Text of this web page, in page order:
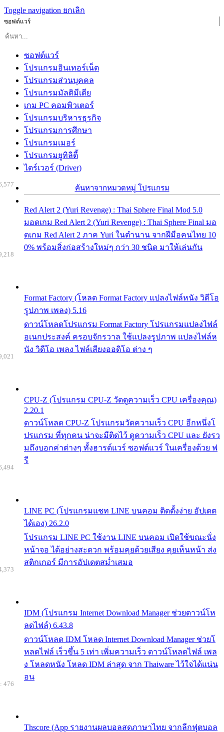
Toggle navigation ยกเลิก
ซอฟต์แวร์
ซอฟต์แวร์
โปรแกรมอินเทอร์เน็ต
โปรแกรมส่วนบุคคล
โปรแกรมมัลติมีเดีย
เกม PC คอมพิวเตอร์
โปรแกรมบริหารธุรกิจ
โปรแกรมการศึกษา
โปรแกรมเมอร์
โปรแกรมยูทิลิตี้
ไดร์เวอร์ (Driver)
ค้นหาจากหมวดหมู่ โปรแกรม
Red Alert 2 (Yuri Revenge) : Thai Sphere Final Mod 5.0
มอดเกม Red Alert 2 (Yuri Revenge) : Thai Sphere Final มอ
ดเกม Red Alert 2 ภาค Yuri ในตำนาน จากฝีมือคนไทย 10
0% พร้อมสิ่งก่อสร้างใหม่ๆ กว่า 30 ชนิด มาให้เล่นกัน
Format Factory (โหลด Format Factory แปลงไฟล์หนัง วิดีโอ
รูปภาพ เพลง) 5.16
ดาวน์โหลดโปรแกรม Format Factory โปรแกรมแปลงไฟล์
อเนกประสงค์ ครอบจักรวาล ใช้แปลงรูปภาพ แปลงไฟล์ห
นัง วิดีโอ เพลง ไฟล์เสียงออดิโอ ต่าง ๆ
CPU-Z (โปรแกรม CPU-Z วัดดูความเร็ว CPU เครื่องคุณ)
2.20.1
ดาวน์โหลด CPU-Z โปรแกรมวัดความเร็ว CPU อีกหนึ่งโ
ปรแกรม ที่ทุกคน น่าจะมีติดไว้ ดูความเร็ว CPU และ ยังรว
มถึงบอกค่าต่างๆ ทั้งฮารด์แวร์ ซอฟต์แวร์ ในเครื่องด้วย ฟ
รี
LINE PC (โปรแกรมแชท LINE บนคอม ติดตั้งง่าย อัปเดต
ได้เอง) 26.2.0
โปรแกรม LINE PC ใช้งาน LINE บนคอม เปิดใช้ขณะนั่ง
หน้าจอ ได้อย่างสะดวก พร้อมคุยด้วยเสียง คุยเห็นหน้า ส่ง
สติกเกอร์ มีการอัปเดตสม่ำเสมอ
IDM (โปรแกรม Internet Download Manager ช่วยดาวน์โห
ลดไฟล์) 6.43.8
ดาวน์โหลด IDM โหลด Internet Download Manager ช่วยโ
หลดไฟล์ เร็วขึ้น 5 เท่า เพิ่มความเร็ว ดาวน์โหลดไฟล์ เพล
ง โหลดหนัง โหลด IDM ล่าสุด จาก Thaiware ไว้ใจได้แน่น
อน
Thscore (App รายงานผลบอลสดภาษาไทย จากลีกฟุตบอล
476